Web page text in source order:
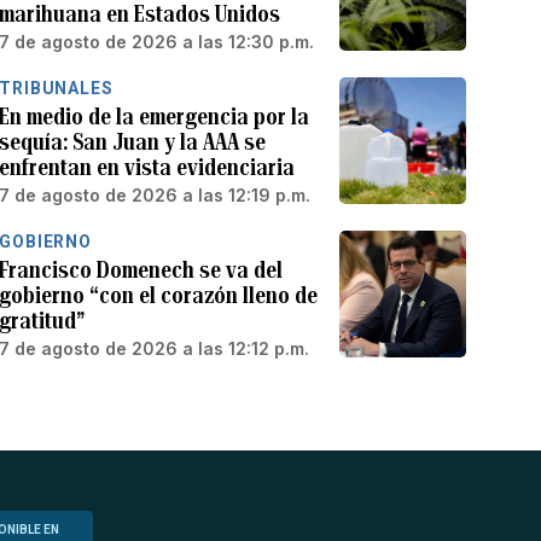
marihuana en Estados Unidos
7 de agosto de 2026 a las 12:30 p.m.
TRIBUNALES
En medio de la emergencia por la
sequía: San Juan y la AAA se
enfrentan en vista evidenciaria
7 de agosto de 2026 a las 12:19 p.m.
GOBIERNO
Francisco Domenech se va del
gobierno “con el corazón lleno de
gratitud”
7 de agosto de 2026 a las 12:12 p.m.
EN